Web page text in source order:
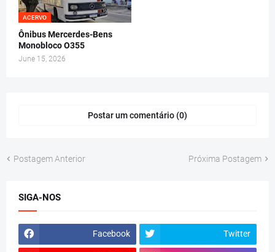
ACERVO
Ônibus Mercerdes-Bens
Monobloco O355
June 15, 2026
Postar um comentário (0)
Postagem Anterior Próxima Postagem
SIGA-NOS
Facebook Twitter